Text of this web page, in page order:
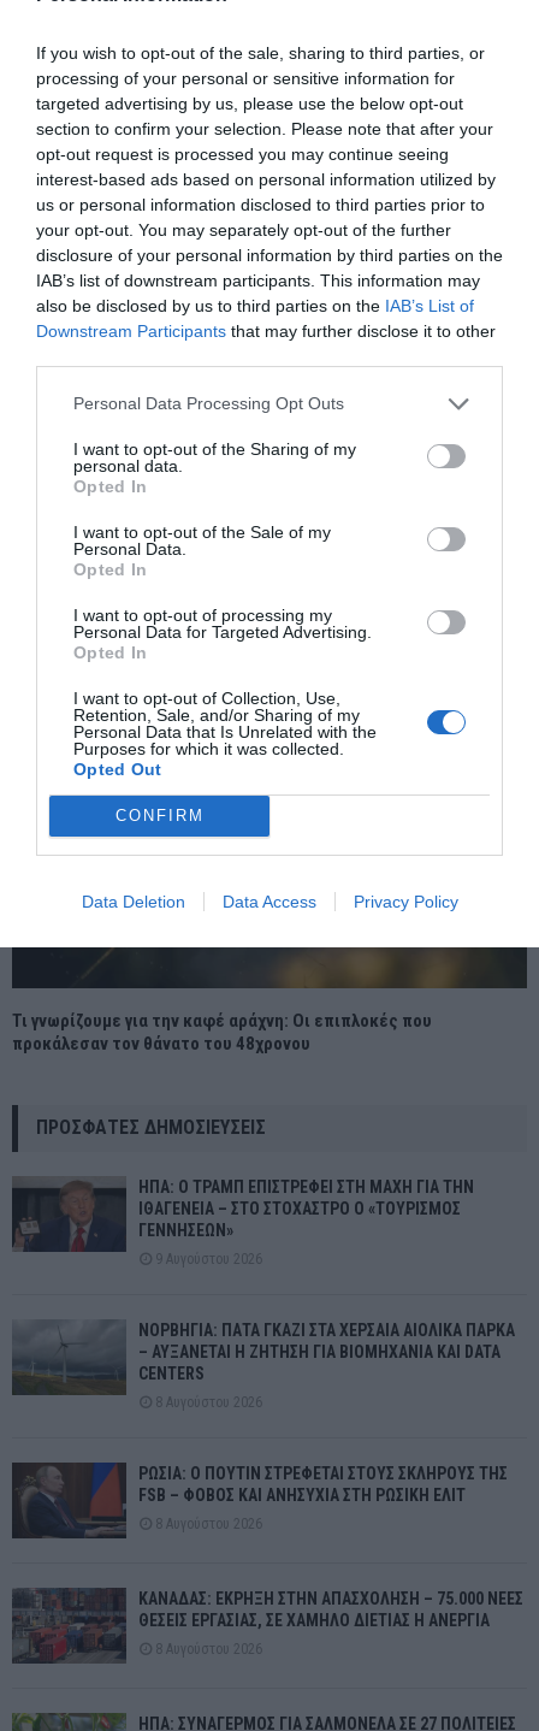
If you wish to opt-out of the sale, sharing to third parties, or
processing of your personal or sensitive information for
targeted advertising by us, please use the below opt-out
section to confirm your selection. Please note that after your
opt-out request is processed you may continue seeing
interest-based ads based on personal information utilized by
us or personal information disclosed to third parties prior to
your opt-out. You may separately opt-out of the further
disclosure of your personal information by third parties on the
IAB’s list of downstream participants. This information may
also be disclosed by us to third parties on the IAB’s List of
Downstream Participants that may further disclose it to other
Personal Data Processing Opt Outs
I want to opt-out of the Sharing of my
personal data.
Opted In
I want to opt-out of the Sale of my
Personal Data.
Opted In
I want to opt-out of processing my
Personal Data for Targeted Advertising.
Opted In
I want to opt-out of Collection, Use,
Retention, Sale, and/or Sharing of my
Personal Data that Is Unrelated with the
Purposes for which it was collected.
Opted Out
CONFIRM
Data Deletion Data Access Privacy Policy
Αχαρνών: Έκρηξη αυτοσχέδιου εμπρηστικού μηχανισμού σε
κομμωτήριο
Βρούτσης:Άγρια η διάθεση των Αρχών του Βελγίου απέναντι
στους φιλάθλους του ΠΑΟΚ. Να γίνει το Καυτζατζόγλειο το ΟΑΚΑ
της Θεσσαλονίκης.
Τι γνωρίζουμε για την καφέ αράχνη: Οι επιπλοκές που
προκάλεσαν τον θάνατο του 48χρονου
ΠΡΌΣΦΑΤΕΣ ΔΗΜΟΣΙΕΎΣΕΙΣ
ΗΠΑ: Ο ΤΡΑΜΠ ΕΠΙΣΤΡΕΦΕΙ ΣΤΗ ΜΑΧΗ ΓΙΑ ΤΗΝ
ΙΘΑΓΕΝΕΙΑ – ΣΤΟ ΣΤΟΧΑΣΤΡΟ Ο «ΤΟΥΡΙΣΜΟΣ
ΓΕΝΝΗΣΕΩΝ»
9 Αυγούστου 2026
ΝΟΡΒΗΓΙΑ: ΠΑΤΑ ΓΚΑΖΙ ΣΤΑ ΧΕΡΣΑΙΑ ΑΙΟΛΙΚΑ ΠΑΡΚΑ
– ΑΥΞΑΝΕΤΑΙ Η ΖΗΤΗΣΗ ΓΙΑ ΒΙΟΜΗΧΑΝΙΑ ΚΑΙ DATA
CENTERS
8 Αυγούστου 2026
ΡΩΣΙΑ: Ο ΠΟΥΤΙΝ ΣΤΡΕΦΕΤΑΙ ΣΤΟΥΣ ΣΚΛΗΡΟΥΣ ΤΗΣ
FSB – ΦΟΒΟΣ ΚΑΙ ΑΝΗΣΥΧΙΑ ΣΤΗ ΡΩΣΙΚΗ ΕΛΙΤ
8 Αυγούστου 2026
ΚΑΝΑΔΑΣ: ΕΚΡΗΞΗ ΣΤΗΝ ΑΠΑΣΧΟΛΗΣΗ – 75.000 ΝΕΕΣ
ΘΕΣΕΙΣ ΕΡΓΑΣΙΑΣ, ΣΕ ΧΑΜΗΛΟ ΔΙΕΤΙΑΣ Η ΑΝΕΡΓΙΑ
8 Αυγούστου 2026
ΗΠΑ: ΣΥΝΑΓΕΡΜΟΣ ΓΙΑ ΣΑΛΜΟΝΕΛΑ ΣΕ 27 ΠΟΛΙΤΕΙΕΣ